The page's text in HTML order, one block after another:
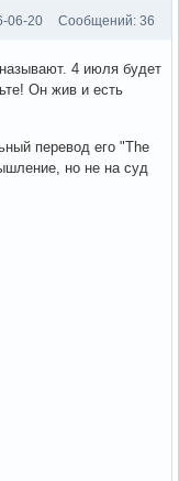
06-20 Сообщений: 36
4 июля будет
Он жив и есть
перевод его "The
но не на суд